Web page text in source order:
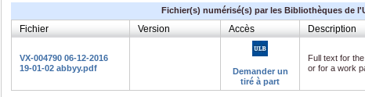
Fichier(s) numérisé(s) par les Bibliothèques de
Fichier Version Accès Description
VX-004790 06-12-2016
19-01-02 abbyy.pdf
Demander un
tiré à part
Full text for
or for a work